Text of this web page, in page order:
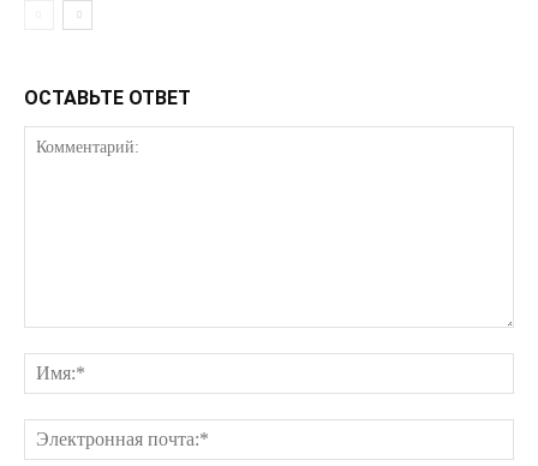
Отказ от ответственности
Мой аккаунт
Реклама
ОСТАВЬТЕ ОТВЕТ